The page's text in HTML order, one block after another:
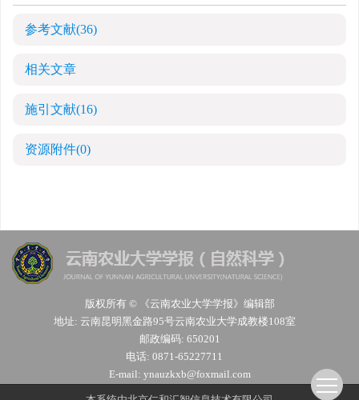
参考文献(36)
相关文章
施引文献(16)
资源附件(0)
版权所有 © 《云南农业大学学报》编辑部
地址: 云南昆明黑金路95号云南农业大学成教楼108室
邮政编码: 650201
电话: 0871-65227711
E-mail: ynauzkxb@foxmail.com